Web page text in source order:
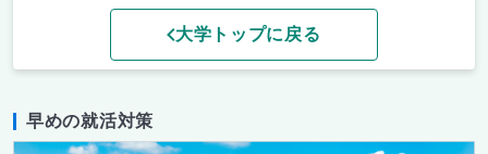
大学トップに戻る
早めの就活対策